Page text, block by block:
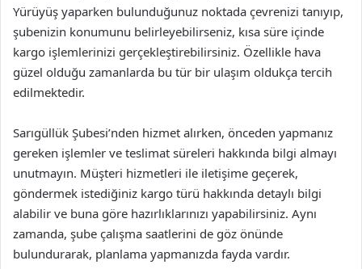
Yürüyüş yaparken bulunduğunuz noktada çevrenizi tanıyıp,
şubenizin konumunu belirleyebilirseniz, kısa süre içinde
kargo işlemlerinizi gerçekleştirebilirsiniz. Özellikle hava
güzel olduğu zamanlarda bu tür bir ulaşım oldukça tercih
edilmektedir.
Sarıgüllük Şubesi’nden hizmet alırken, önceden yapmanız
gereken işlemler ve teslimat süreleri hakkında bilgi almayı
unutmayın. Müşteri hizmetleri ile iletişime geçerek,
göndermek istediğiniz kargo türü hakkında detaylı bilgi
alabilir ve buna göre hazırlıklarınızı yapabilirsiniz. Aynı
zamanda, şube çalışma saatlerini de göz önünde
bulundurarak, planlama yapmanızda fayda vardır.